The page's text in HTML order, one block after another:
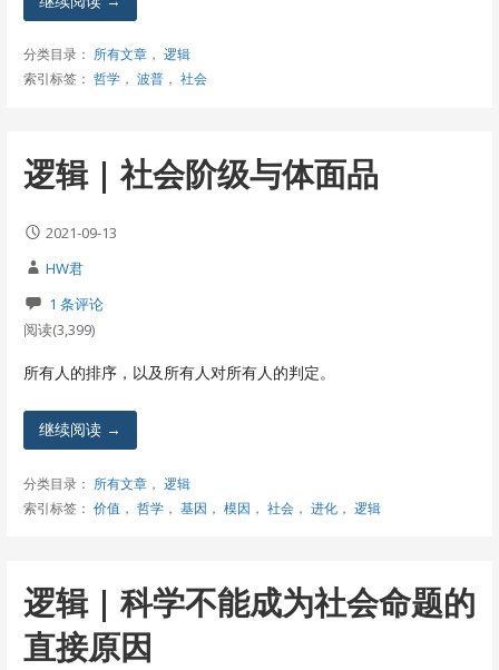
分类目录： 所有文章， 逻辑
索引标签： 哲学， 波普， 社会
逻辑 | 社会阶级与体面品
2021-09-13
HW君
1 条评论
阅读(3,399)
所有人的排序，以及所有人对所有人的判定。
继续阅读 →
分类目录： 所有文章， 逻辑
索引标签： 价值 ， 哲学， 基因 ， 模因 ， 社会， 进化， 逻辑
逻辑 | 科学不能成为社会命题的
直接原因